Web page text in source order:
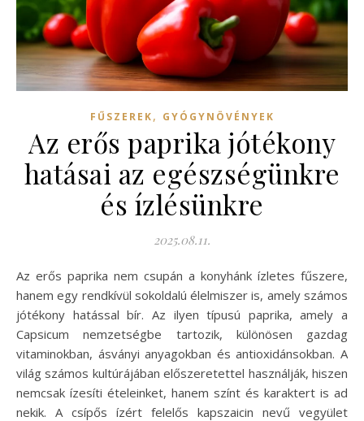
FŰSZEREK, GYÓGYNÖVÉNYEK
Az erős paprika jótékony
hatásai az egészségünkre
és ízlésünkre
2025.08.11.
Az erős paprika nem csupán a konyhánk ízletes fűszere,
hanem egy rendkívül sokoldalú élelmiszer is, amely számos
jótékony hatással bír. Az ilyen típusú paprika, amely a
Capsicum nemzetségbe tartozik, különösen gazdag
vitaminokban, ásványi anyagokban és antioxidánsokban. A
világ számos kultúrájában előszeretettel használják, hiszen
nemcsak ízesíti ételeinket, hanem színt és karaktert is ad
nekik. A csípős ízért felelős kapszaicin nevű vegyület